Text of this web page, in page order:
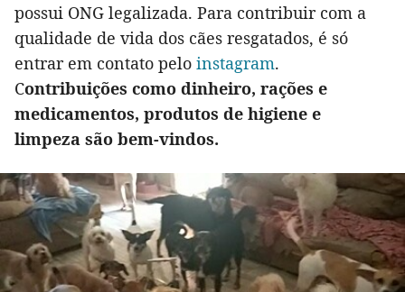
possui ONG legalizada. Para contribuir com a
qualidade de vida dos cães resgatados, é só
entrar em contato pelo instagram.
Contribuições como dinheiro, rações e
medicamentos, produtos de higiene e
limpeza são bem-vindos.